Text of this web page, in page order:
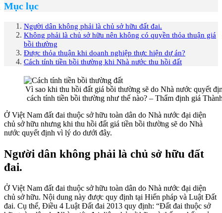
Mục lục
Người dân không phải là chủ sở hữu đất đai.
Không phải là chủ sở hữu nên không có quyền thỏa thuận giá
bồi thường
Được thỏa thuận khi doanh nghiệp thực hiện dự án?
Cách tính tiền bồi thường khi Nhà nước thu hồi đất
Vì sao khi thu hồi đất giá bồi thường sẽ do Nhà nước quyết
cách tính tiền bồi thường như thế nào? – Thẩm định giá
Ở Việt Nam đất đai thuộc sở hữu toàn dân do Nhà nước đại diện
chủ sở hữu nhưng khi thu hồi đất giá tiền bồi thường sẽ do Nhà
nước quyết định vì lý do dưới đây.
Người dân không phải là chủ sở hữu đất
đai.
Ở Việt Nam đất đai thuộc sở hữu toàn dân do Nhà nước đại diện
chủ sở hữu. Nội dung này được quy định tại Hiến pháp và Luật Đất
đai. Cụ thể, Điều 4 Luật Đất đai 2013 quy định: “Đất đai thuộc sở